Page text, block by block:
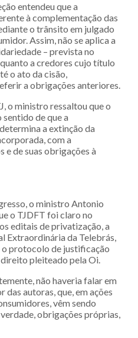
entendeu que a
à complementação das
o trânsito em julgado
Assim, não se aplica a
– prevista no
a credores cujo título
o ato da cisão,
a obrigações anteriores.
o ministro ressaltou que o
de que a
a extinção da
com a
e de suas obrigações à
o ministro Antonio
o TJDFT foi claro no
editais de privatização, a
Extraordinária da Telebrás,
o protocolo de justificação
pleiteado pela Oi.
não haveria falar em
autoras, que, em ações
vêm sendo
obrigações próprias,